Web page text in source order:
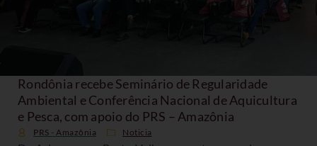
Rondônia recebe Seminário de Regularidade
Ambiental e Conferência Nacional de Aquicultura
e Pesca, com apoio do PRS – Amazônia
PRS - Amazônia Noticia